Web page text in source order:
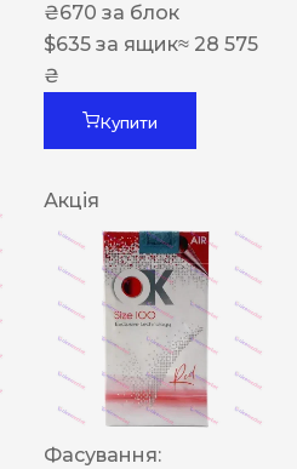
₴670 за блок
$635 за ящик≈ 28 575
₴
Купити
Акція
Фасування: